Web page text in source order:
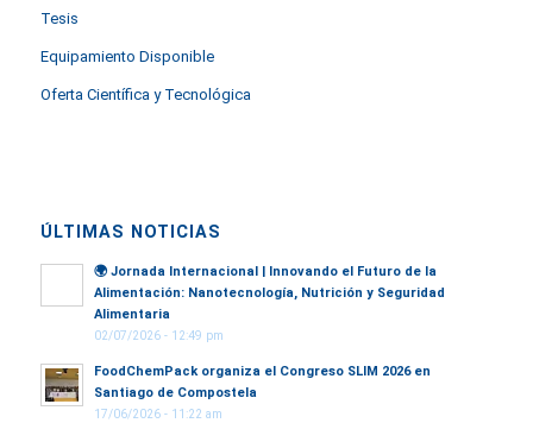
Tesis
Equipamiento Disponible
Oferta Científica y Tecnológica
ÚLTIMAS NOTICIAS
🌍 Jornada Internacional | Innovando el Futuro de la
Alimentación: Nanotecnología, Nutrición y Seguridad
Alimentaria
02/07/2026 - 12:49 pm
FoodChemPack organiza el Congreso SLIM 2026 en
Santiago de Compostela
17/06/2026 - 11:22 am